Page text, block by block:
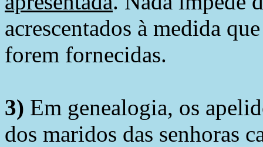
acrescentados à medida
forem fornecidas.
3) Em genealogia, os
dos maridos das senhoras